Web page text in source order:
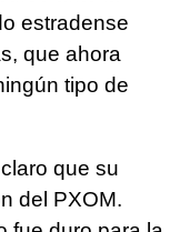
estradense
que ahora
tipo de
que su
del PXOM.